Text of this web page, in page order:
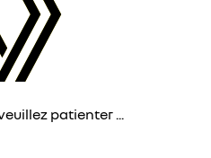
patienter ...